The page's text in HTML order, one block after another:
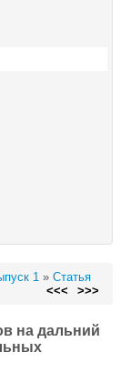
1 » Статья
<<< >>>
на дальний